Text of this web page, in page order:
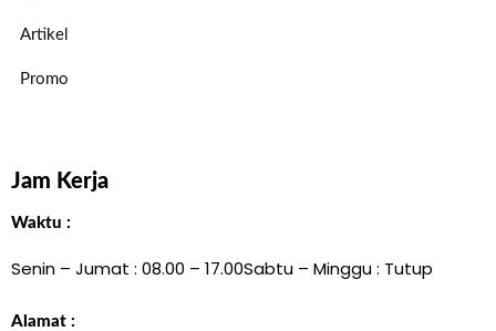
Artikel
Promo
Jam Kerja
Waktu :
Senin – Jumat : 08.00 – 17.00Sabtu – Minggu : Tutup
Alamat :